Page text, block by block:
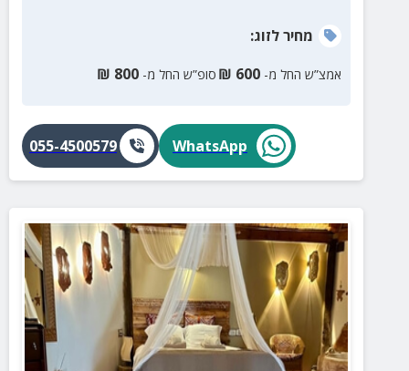
מחירלזוג:
אמצ”ש החל מ- 600
₪ סופ”ש החל מ- 800
₪
WhatsApp
055-4500579